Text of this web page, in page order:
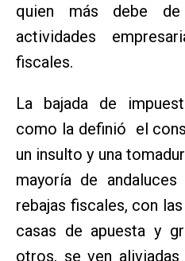
quien más debe
actividades
fiscales.
La bajada de
como la definió el
un insulto y una
mayoría de
rebajas fiscales, con
casas de apuesta y
otros, se ven